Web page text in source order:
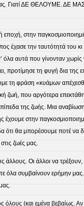
Γιατί ΔΕ ΘΕΛΟΥΜΕ. ΔΕ
εποχή, στην
έχασε την ταυτότητά του κι
όλα αυτά που γίνονταν
προτίμησε τη φυγή δια της
τη φράση «κυάμων
ζωή, που αργότερα
της ζωής. Μια
έχουμε στην
ότι θα μπορέσουμε ποτέ να
ζωές μας.
άλλους. Οι άλλοι να τρέξουν,
όλα συμβαίνουν ερήμην μας.
όλους (και εμένα βεβαίως. Αν